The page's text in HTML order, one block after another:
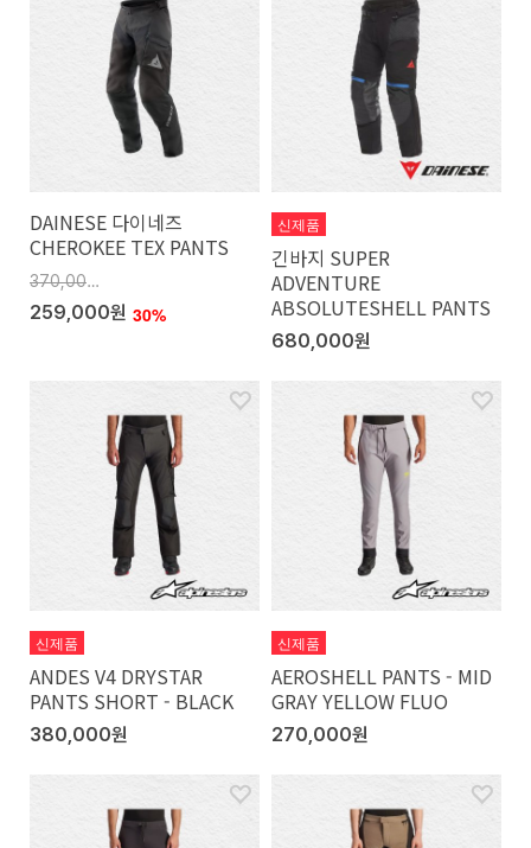
DAINESE 다이네즈
CHEROKEE TEX PANTS
370,000원
259,000원 30%
신제품
긴바지 SUPER
ADVENTURE
ABSOLUTESHELL PANTS
680,000원
신제품
ANDES V4 DRYSTAR
PANTS SHORT - BLACK
380,000원
신제품
AEROSHELL PANTS - MID
GRAY YELLOW FLUO
270,000원